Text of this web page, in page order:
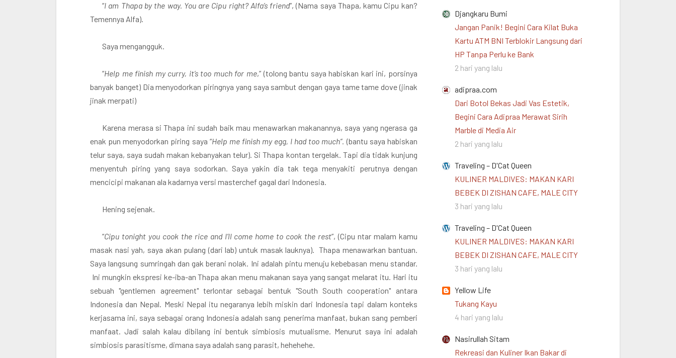
“I am Thapa by the way. You are Cipu right? Alfa’s friend”, (Nama saya Thapa, kamu Cipu kan?
Temennya Alfa).
Saya mengangguk.
“Help me finish my curry, it’s too much for me,” (tolong bantu saya habiskan kari ini, porsinya
banyak banget) Dia menyodorkan piringnya yang saya sambut dengan gaya tame tame dove (jinak
jinak merpati)
Karena merasa si Thapa ini sudah baik mau menawarkan makanannya, saya yang ngerasa ga
enak pun menyodorkan piring saya “Help me finish my egg, I had too much”.(bantu saya habiskan
telur saya, saya sudah makan kebanyakan telur). Si Thapa kontan tergelak. Tapi dia tidak kunjung
menyentuh piring yang saya sodorkan. Saya yakin dia tak tega menyakiti perutnya dengan
mencicipi makanan ala kadarnya versi masterchef gagal dari Indonesia.
Hening sejenak.
“Cipu tonight you cook the rice and I’ll come home to cook the rest”, (Cipu ntar malam kamu
masak nasi yah, saya akan pulang (dari lab) untuk masak lauknya). Thapa menawarkan bantuan.
Saya langsung sumringah dan gak berani nolak. Ini adalah pintu menuju kebebasan menu standar.
Ini mungkin ekspresi ke-iba-an Thapa akan menu makanan saya yang sangat melarat itu. Hari itu
sebuah "gentlemen agreement" terlontar sebagai bentuk "South South cooperation" antara
Indonesia dan Nepal. Meski Nepal itu negaranya lebih miskin dari Indonesia tapi dalam konteks
kerjasama ini, saya sebagai orang Indonesia adalah sang penerima manfaat, bukan sang pemberi
manfaat. Jadi salah kalau dibilang ini bentuk simbiosis mutualisme. Menurut saya ini adalah
simbiosis parasitisme, dimana saya adalah sang parasit, hehehehe.
Djangkaru Bumi
Jangan Panik! Begini Cara Kilat Buka
Kartu ATM BNI Terblokir Langsung dari
HP Tanpa Perlu ke Bank
2 hari yang lalu
adipraa.com
Dari Botol Bekas Jadi Vas Estetik,
Begini Cara Adipraa Merawat Sirih
Marble di Media Air
2 hari yang lalu
Traveling – D'Cat Queen
KULINER MALDIVES: MAKAN KARI
BEBEK DI ZISHAN CAFE, MALE CITY
3 hari yang lalu
Traveling – D'Cat Queen
KULINER MALDIVES: MAKAN KARI
BEBEK DI ZISHAN CAFE, MALE CITY
3 hari yang lalu
Yellow Life
Tukang Kayu
4 hari yang lalu
Nasirullah Sitam
Rekreasi dan Kuliner Ikan Bakar di